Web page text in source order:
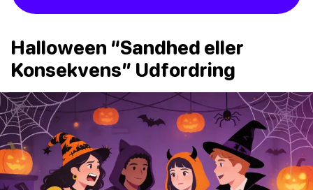
Halloween “Sandhed eller
Konsekvens” Udfordring